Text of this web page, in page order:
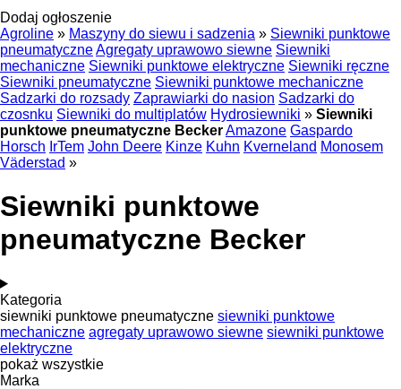
Dodaj ogłoszenie
Agroline » Maszyny do siewu i sadzenia » Siewniki punktowe
pneumatyczneAgregaty uprawowo siewne Siewniki
mechaniczne Siewniki punktowe elektryczne Siewniki ręczne
Siewniki pneumatyczne Siewniki punktowe mechaniczne
Sadzarki do rozsady Zaprawiarki do nasion Sadzarki do
czosnku Siewniki do multiplatów Hydrosiewniki » Siewniki
punktowe pneumatyczne BeckerAmazone Gaspardo
Horsch IrTem John Deere Kinze Kuhn Kverneland Monosem
Väderstad »
Siewniki punktowe
pneumatyczne Becker
Kategoria
siewniki punktowe pneumatyczne siewniki punktowe
mechaniczne agregaty uprawowo siewne siewniki punktowe
elektryczne
pokaż wszystkie
Marka